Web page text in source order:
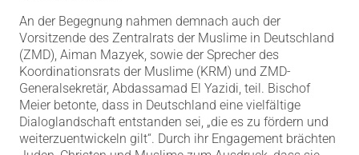
An der Begegnung nahmen demnach auch der
Vorsitzende des Zentralrats der Muslime in Deutschland
(ZMD), Aiman Mazyek, sowie der Sprecher des
Koordinationsrats der Muslime (KRM) und ZMD-
Generalsekretär, Abdassamad El Yazidi, teil. Bischof
Meier betonte, dass in Deutschland eine vielfältige
Dialoglandschaft entstanden sei, „die es zu fördern und
weiterzuentwickeln gilt“. Durch ihr Engagement brächten